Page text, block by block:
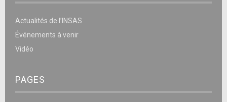
Actualités de l’INSAS
Événements à venir
Vidéo
PAGES